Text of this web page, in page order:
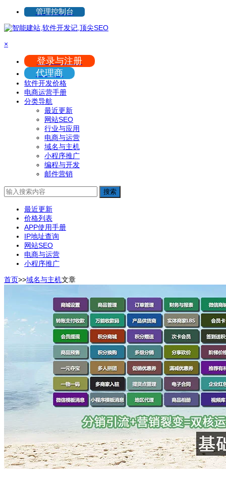
管理控制台
×
登录与注册
代理商
软件开发价格
电商运营手册
分类导航
最近更新
网站SEO
行业与应用
电商与运营
域名与主机
小程序推广
编程与开发
邮件营销
搜索
最近更新
价格列表
APP使用手册
IP地址查询
网站SEO
电商与运营
小程序推广
首页>>域名与主机文章